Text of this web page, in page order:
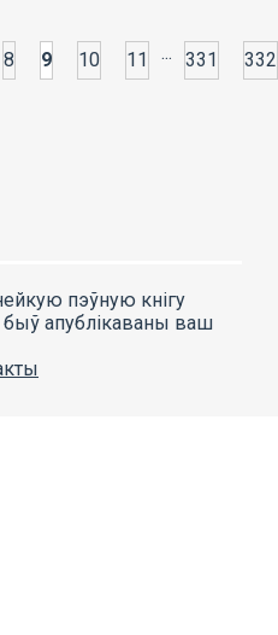
8 9 10 11 ... 331 332
пэўную кнігу
быў апублікаваны ваш